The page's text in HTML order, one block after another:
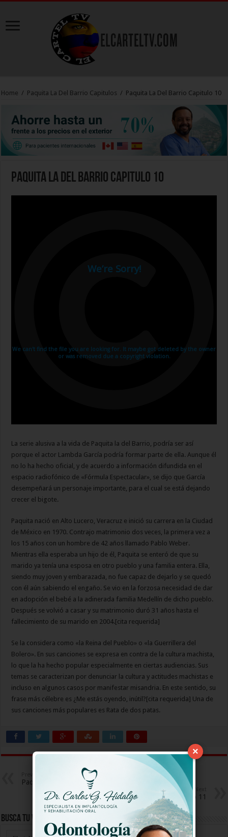
Home / Paquita La Del Barrio Capitulos / Paquita La Del Barrio Capitulo 10
Paquita La Del Barrio Capitulo 10
La serie alusiva a la vida de Paquita la del Barrio, podría ser así
porque el actor Lambda García podría formar parte de ella. Aunque él
no lo ha hecho oficial, y de acuerdo a información difundida en el
espacio radiofónico de «Fórmula Espectacular», se dijo que García
desempeñará un personaje importante, para el cual se está dejando
crecer el bigote.
Paquita nació en Alto Lucero, Veracruz e inició su carrera en la Ciudad
de México en 1970. Contrajo matrimonio dos veces, la primera vez a
los 15 años con un hombre de 42 años llamado Pablo Weber.
Mientras ella esperaba un hijo de él, Paquita se enteró de que su
marido ya tenía una esposa en otro pueblo y una familia entera. Ella,
siendo muy joven y embarazada, no fue capaz de dejarlo y se quedó
con él aún sabiendo el engaño. Se vio en la forzosa necesidad de dar
en adopción el bebé a la adinerada familia Medellín de dicho pueblo.
Después se volvió a casar y su matrimonio duró 31 años hasta el
fallecimiento de su marido en 2004.[cita requerida]
Se la considera como «la Reina del Pueblo» o «la Guerrillera del
Bolero». En sus canciones se expresa en contra de la cultura machista,
lo que la ha hecho popular especialmente en ciertas audiencias. Sus
temas se caracterizan por denunciar la cultura y actitudes machistas e
incluso en algunos casos por manifestar misandria. En este sentido, su
frase más célebre es ¿Me estás oyendo, inútil?[cita requerida] Una de
sus canciones más populares es Rata de dos patas.
Paquita La Del Barrio Capitulo 9
Paquita La Del Barrio Capitulo 11
Busca Tu Video Aqui
×